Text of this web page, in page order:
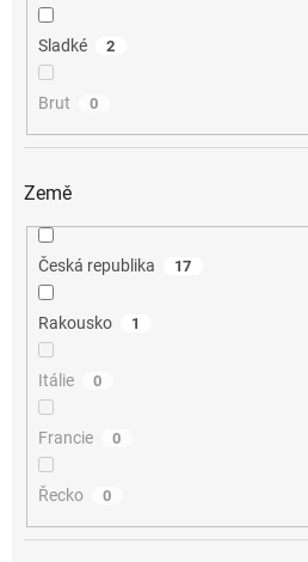
Sladké 2
Brut 0
Země
Česká republika 17
Rakousko 1
Itálie 0
Francie 0
Řecko 0